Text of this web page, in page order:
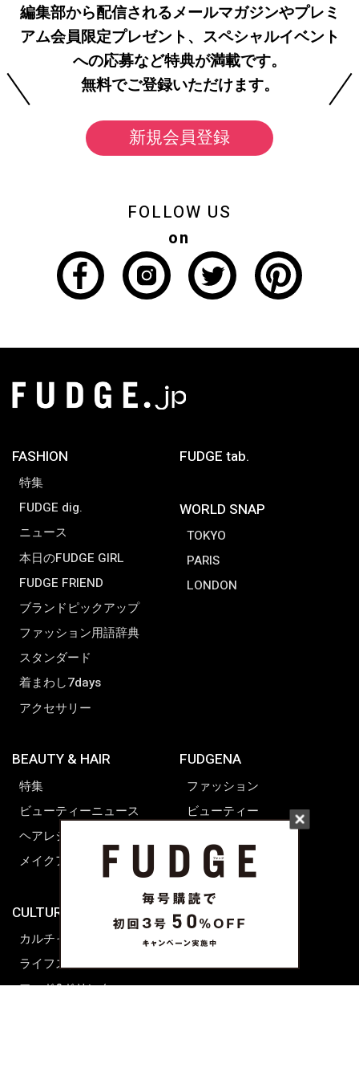
編集部から配信されるメールマガジンやプレミ
アム会員限定プレゼント、スペシャルイベント
への応募など特典が満載です。
無料でご登録いただけます。
新規会員登録
FOLLOW US
on
FASHION
特集
FUDGE dig.
ニュース
本日のFUDGE GIRL
FUDGE FRIEND
ブランドピックアップ
ファッション用語辞典
スタンダード
着まわし7days
アクセサリー
FUDGE tab.
WORLD SNAP
TOKYO
PARIS
LONDON
BEAUTY & HAIR
特集
ビューティーニュース
ヘアレシピ ストーリーズ
メイクアップティップス
CULTURE & LIFE
カルチャー
ライフスタイル
フード&ドリンク
FUDGENA
ファッション
ビューティー
ライフスタイル